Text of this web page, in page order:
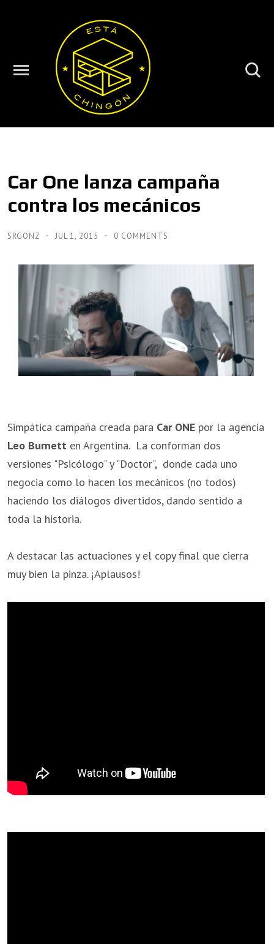
Car One lanza campaña
contra los mecánicos
SRGONZ JUL 1, 2015 0 COMMENTS
Simpática campaña creada para Car ONE por la agencia
Leo Burnett en Argentina. La conforman dos
versiones "Psicólogo" y "Doctor", donde cada uno
negocia como lo hacen los mecánicos (no todos)
haciendo los diálogos divertidos, dando sentido a
toda la historia.
A destacar las actuaciones y el copy final que cierra
muy bien la pinza. ¡Aplausos!